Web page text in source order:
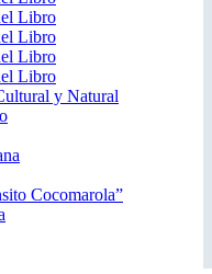
Libro
Libro
Libro
Libro
y Natural
Cocomarola”